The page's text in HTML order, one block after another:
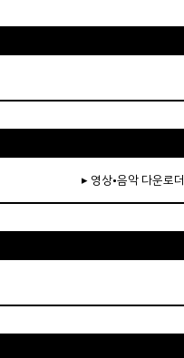
▸ 영상•음악 다운로더